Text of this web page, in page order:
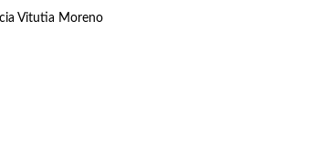
Vitutia Moreno